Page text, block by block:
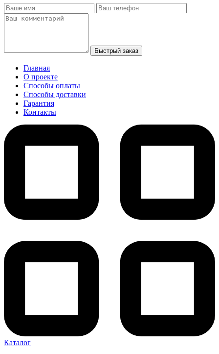
Быстрый заказ
Главная
О проекте
Способы оплаты
Способы доставки
Гарантия
Контакты
Каталог